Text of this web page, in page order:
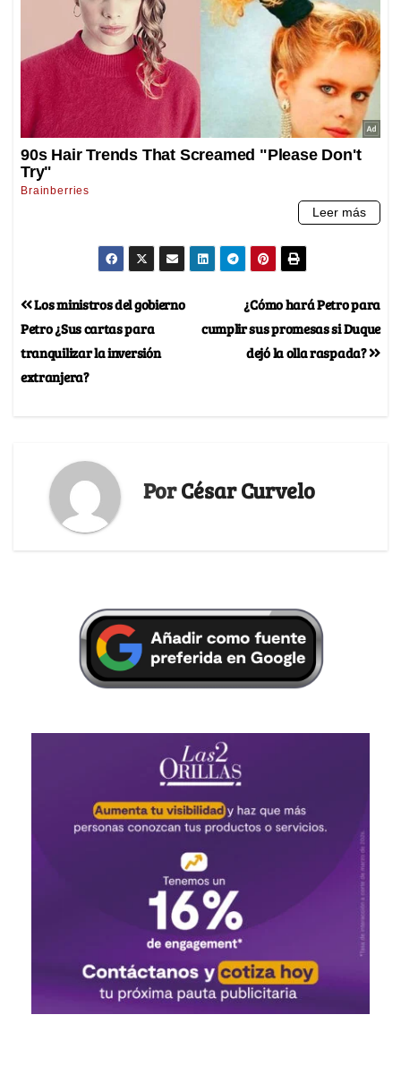
¿Cómo hará Petro para
cumplir sus promesas si Duque
dejó la olla raspada?
Los ministros del gobierno
Petro ¿Sus cartas para
tranquilizar la inversión
extranjera?
PorCésar Curvelo